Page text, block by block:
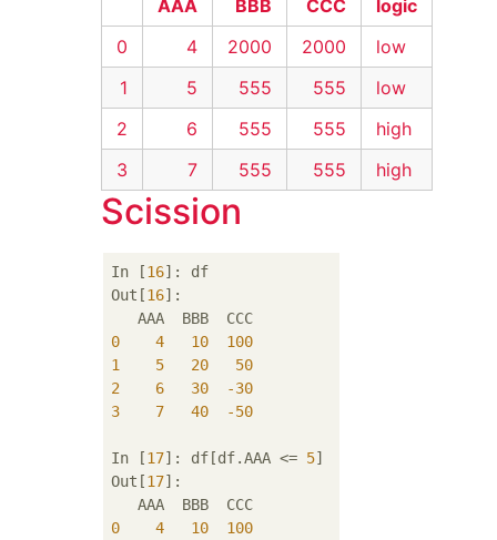
AAA BBB CCC
logic
0
4 2000 2000
low
1
5 555 555
low
2
6 555 555
high
3
7 555 555 high
Scission
In [16]: df
Out[16]:
0
4 10
100
1
5 20
50
2
6 30
-30
3
7 40 -50
In [17]: df[df.AAA <= 5]
Out[17]:
0
4 10
100